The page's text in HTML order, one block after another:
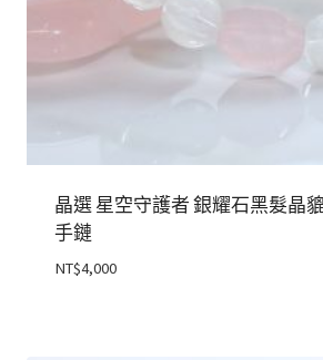
晶選 星空守護者 銀耀石黑髮晶
手鏈
NT$4,000